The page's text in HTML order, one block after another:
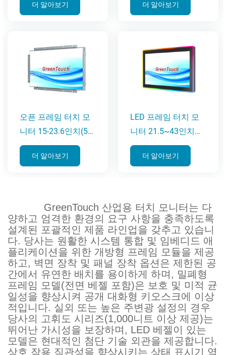
더 알아보기 더 알아보기
오픈 프레임 터치 모
니터 15-23.6인치(5A
시리즈)
더 알아보기
LED 프레임 터치 모
니터 21.5~43인치
(PM 시리즈)
더 알아보기
GreenTouch 산업용 터치 모니터는 다
양하고 엄격한 환경의 요구 사항을 충족하도록
설계된 포괄적인 제품 라인업을 갖추고 있습니
다. 당사는 원활한 시스템 통합 및 임베디드 애
플리케이션을 위한 개방형 프레임 모듈을 제공
하고, 벽면 장착 및 패널 장착 옵션은 제한된 공
간에서 유연한 배치를 용이하게 하며, 밀폐형
프레임 모델(전면 베젤 포함)은 보호 및 미적 균
일성을 향상시켜 공개 대화형 키오스크에 이상
적입니다. 실외 또는 높은 주변광 설정의 경우
당사의 고휘도 시리즈(1,000니트 이상 제공)는
뛰어난 가시성을 보장하며, LED 베젤이 있는
모델은 현대적인 첨단 기술 외관을 제공합니다.
상호 작용 직관성을 향상시키는 상태 표시기 역